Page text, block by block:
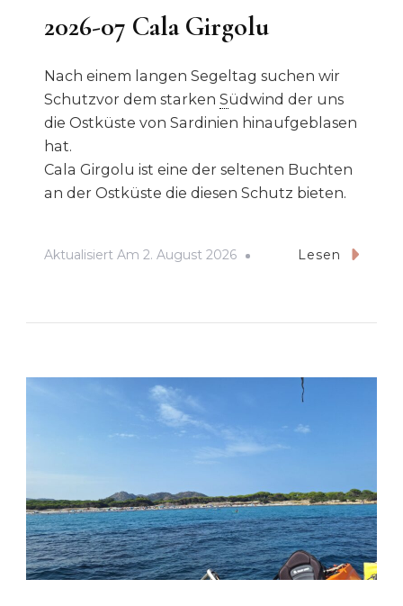
2026-07 Cala Girgolu
Nach einem langen Segeltag suchen wir
Schutzvor dem starken Südwind der uns
die Ostküste von Sardinien hinaufgeblasen
hat.
Cala Girgolu ist eine der seltenen Buchten
an der Ostküste die diesen Schutz bieten.
Aktualisiert Am 2. August 2026 Lesen